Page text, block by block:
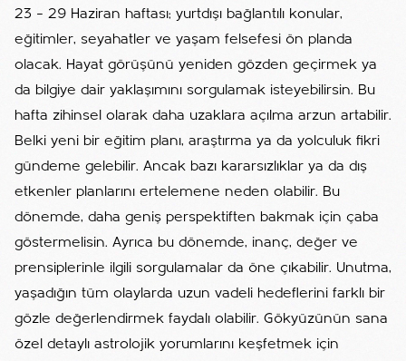
23 – 29 Haziran haftası; yurtdışı bağlantılı konular,
eğitimler, seyahatler ve yaşam felsefesi ön planda
olacak. Hayat görüşünü yeniden gözden geçirmek ya
da bilgiye dair yaklaşımını sorgulamak isteyebilirsin. Bu
hafta zihinsel olarak daha uzaklara açılma arzun artabilir.
Belki yeni bir eğitim planı, araştırma ya da yolculuk fikri
gündeme gelebilir. Ancak bazı kararsızlıklar ya da dış
etkenler planlarını ertelemene neden olabilir. Bu
dönemde, daha geniş perspektiften bakmak için çaba
göstermelisin. Ayrıca bu dönemde, inanç, değer ve
prensiplerinle ilgili sorgulamalar da öne çıkabilir. Unutma,
yaşadığın tüm olaylarda uzun vadeli hedeflerini farklı bir
gözle değerlendirmek faydalı olabilir. Gökyüzünün sana
özel detaylı astrolojik yorumlarını keşfetmek için